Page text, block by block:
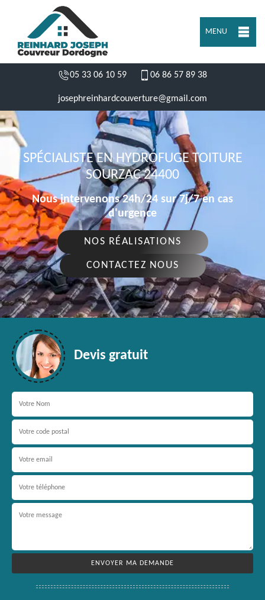
MENU
05 33 06 10 59 06 86 57 89 38
josephreinhardcouverture@gmail.com
SPÉCIALISTE EN HYDROFUGE TOITURE
SOURZAC 24400
Nous intervenons 24h/24 sur 7j/7 en cas
d'urgence
NOS RÉALISATIONS
CONTACTEZ NOUS
Devis gratuit